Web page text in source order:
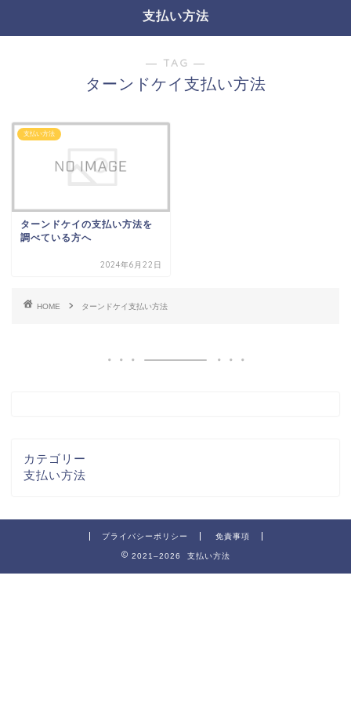
支払い方法
― TAG ―
ターンドケイ支払い方法
支払い方法
ターンドケイの支払い方法を
調べている方へ
2024年6月22日
HOME ターンドケイ支払い方法
カテゴリー
支払い方法
プライバシーポリシー 免責事項
2021–2026 支払い方法